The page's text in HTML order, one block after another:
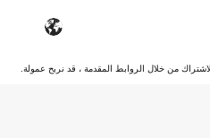
من خلال الروابط المقدمة ، قد نربح عمولة.